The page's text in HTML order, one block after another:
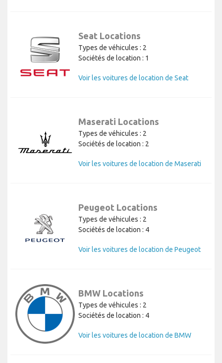
Seat Locations
Types de véhicules : 2
Sociétés de location : 1
Voir les voitures de location de Seat
Maserati Locations
Types de véhicules : 2
Sociétés de location : 2
Voir les voitures de location de Maserati
Peugeot Locations
Types de véhicules : 2
Sociétés de location : 4
Voir les voitures de location de Peugeot
BMW Locations
Types de véhicules : 2
Sociétés de location : 4
Voir les voitures de location de BMW